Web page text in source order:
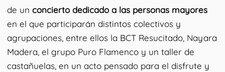
de un concierto dedicado a las personas mayores
en el que participarán distintos colectivos y
agrupaciones, entre ellos la BCT Resucitado, Nayara
Madera, el grupo Puro Flamenco y un taller de
castañuelas, en un acto pensado para el disfrute y